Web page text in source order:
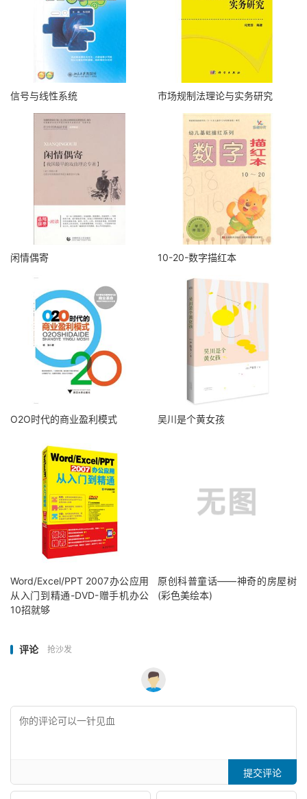
信号与线性系统 市场规制法理论与实务研究
闲情偶寄 10-20-数字描红本
O2O时代的商业盈利模式 吴川是个黄女孩
Word/Excel/PPT 2007办公应用
从入门到精通-DVD-赠手机办公
10招就够
原创科普童话——神奇的房屋树
(彩色美绘本)
评论 抢沙发
提交评论